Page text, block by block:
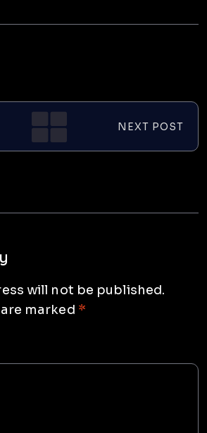
NEXT POST
will not be published.
marked *